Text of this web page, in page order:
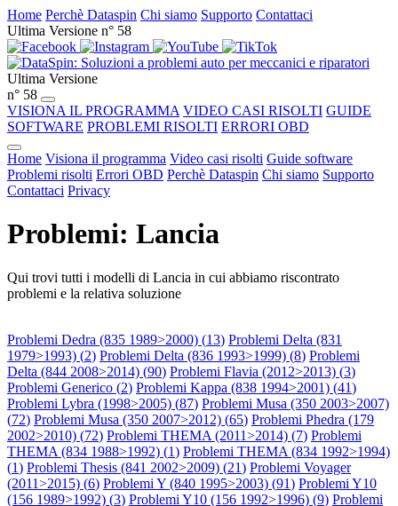
Home Perchè Dataspin Chi siamo Supporto Contattaci
Ultima Versione n° 58
Ultima Versione
n° 58
VISIONA IL PROGRAMMA VIDEO CASI RISOLTI GUIDE
SOFTWARE PROBLEMI RISOLTI ERRORI OBD
Home Visiona il programma Video casi risolti Guide software
Problemi risolti Errori OBD Perchè Dataspin Chi siamo Supporto
Contattaci Privacy
Problemi: Lancia
Qui trovi tutti i modelli di Lancia in cui abbiamo riscontrato
problemi e la relativa soluzione
Problemi Dedra (835 1989>2000) (13) Problemi Delta (831
1979>1993) (2) Problemi Delta (836 1993>1999) (8) Problemi
Delta (844 2008>2014) (90) Problemi Flavia (2012>2013) (3)
Problemi Generico (2) Problemi Kappa (838 1994>2001) (41)
Problemi Lybra (1998>2005) (87) Problemi Musa (350 2003>2007)
(72) Problemi Musa (350 2007>2012) (65) Problemi Phedra (179
2002>2010) (72) Problemi THEMA (2011>2014) (7) Problemi
THEMA (834 1988>1992) (1) Problemi THEMA (834 1992>1994)
(1) Problemi Thesis (841 2002>2009) (21) Problemi Voyager
(2011>2015) (6) Problemi Y (840 1995>2003) (91) Problemi Y10
(156 1989>1992) (3) Problemi Y10 (156 1992>1996) (9) Problemi